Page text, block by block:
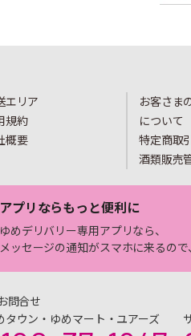
エリア
規約
概要
お客さま
について
特定商取
酒類販売
アプリならもっと便利に
ゆめデリバリー専用アプリなら、
メッセージの通知がスマホに来るので
問合せ
タウン・ゆめマート・ユアーズ